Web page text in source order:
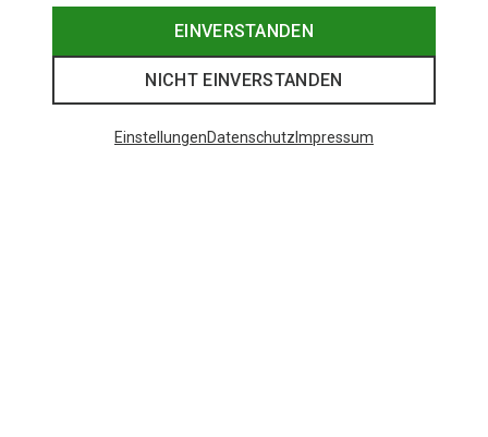
EINVERSTANDEN
NICHT EINVERSTANDEN
EinstellungenDatenschutz Impressum